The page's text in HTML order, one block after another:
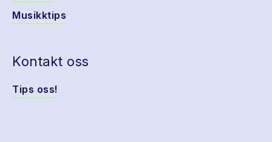
Musikktips
Kontakt oss
Tips oss!